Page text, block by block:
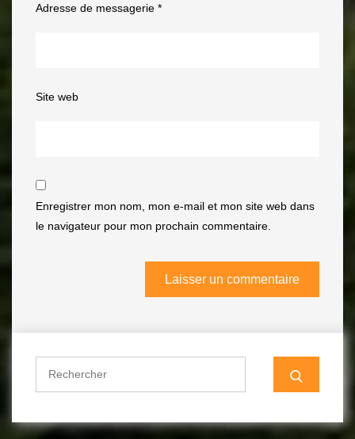
Adresse de messagerie *
Site web
Enregistrer mon nom, mon e-mail et mon site web dans
le navigateur pour mon prochain commentaire.